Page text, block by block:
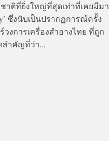
าติที่ยิ่งใหญ่ที่สุดเท่าที่เคยมีมา
ซึ่งนับเป็นปรากฏการณ์ครั้ง
งการเครื่องสำอางไทย ที่ถูก
สำคัญที่ว่า...